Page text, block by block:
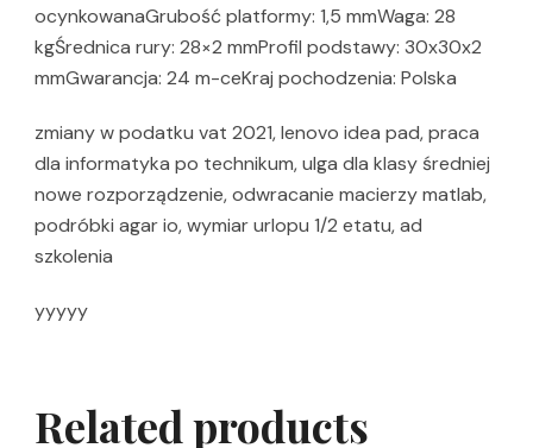
ocynkowanaGrubość platformy: 1,5 mmWaga: 28
kgŚrednica rury: 28×2 mmProfil podstawy: 30x30x2
mmGwarancja: 24 m-ceKraj pochodzenia: Polska
zmiany w podatku vat 2021, lenovo idea pad, praca
dla informatyka po technikum, ulga dla klasy średniej
nowe rozporządzenie, odwracanie macierzy matlab,
podróbki agar io, wymiar urlopu 1/2 etatu, ad
szkolenia
yyyyy
Related products